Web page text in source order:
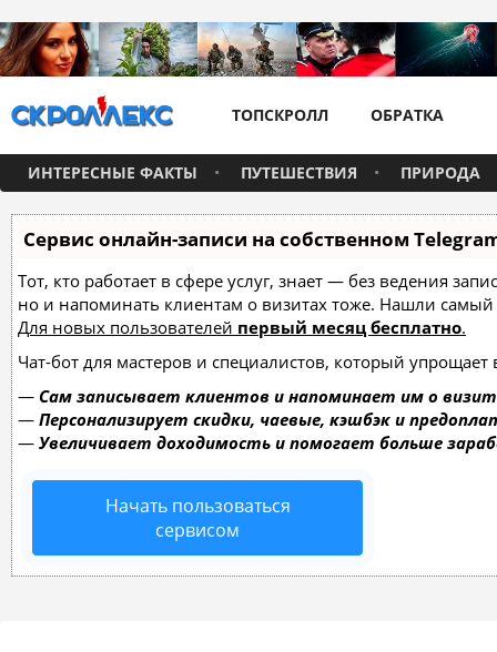
ТОПСКРОЛЛ ОБРАТКА
ИНТЕРЕСНЫЕ ФАКТЫ ПУТЕШЕСТВИЯ ПРИРОДА
Сервис онлайн-записи на собственном
Тот, кто работает в сфере услуг, знает — без ведения
но и напоминать клиентам о визитах тоже. Нашли
Для новых пользователей первый месяц бесплатно.
Чат-бот для мастеров и специалистов, который упрощает
— Сам записывает клиентов и напоминает им о
— Персонализирует скидки, чаевые, кэшбэк и
— Увеличивает доходимость и помогает больше
Начать пользоваться
сервисом